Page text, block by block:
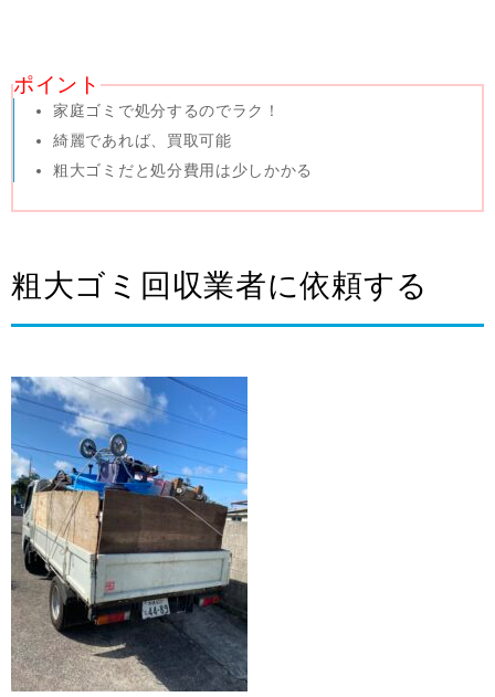
ポイント
家庭ゴミで処分するのでラク！
綺麗であれば、買取可能
粗大ゴミだと処分費用は少しかかる
粗大ゴミ回収業者に依頼する